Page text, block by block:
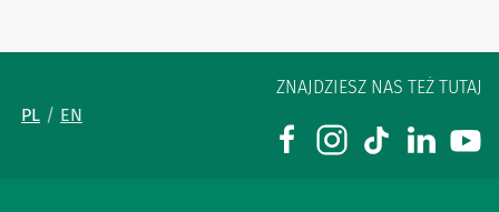
PL EN
ZNAJDZIESZ NAS TEŻ TUTAJ